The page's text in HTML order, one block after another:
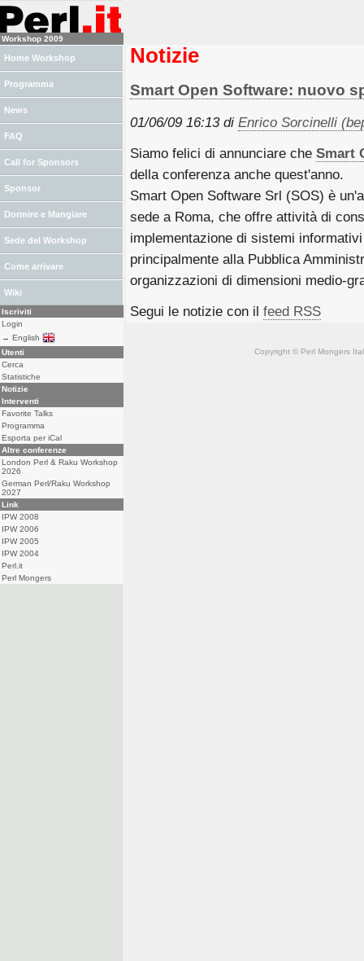
Notizie
Smart Open Software: nuovo
01/06/09 16:13 di Enrico Sorcinelli
Siamo felici di annunciare che Smart
della conferenza anche quest'anno.
Smart Open Software Srl (SOS) è
sede a Roma, che offre attività di
implementazione di sistemi
principalmente alla Pubblica
organizzazioni di dimensioni medio-
Segui le notizie con il feed RSS
Copyright © Perl Mongers
Workshop 2009
Home Workshop
Programma
News
FAQ
Call for Sponsors
Sponsor
Dormire e Mangiare
Sede del Workshop
Come arrivare
Wiki
Iscriviti
Login
→ English
Utenti
Cerca
Statistiche
Notizie
Interventi
Favorite Talks
Programma
Esporta per iCal
Altre conferenze
London Perl & Raku Workshop
2026
German Perl/Raku Workshop
2027
Link
IPW 2008
IPW 2006
IPW 2005
IPW 2004
Perl.it
Perl Mongers